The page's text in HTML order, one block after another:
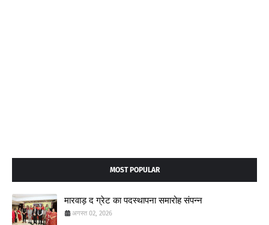
MOST POPULAR
मारवाड़ द ग्रेट का पदस्थापना समारोह संपन्न
अगस्त 02, 2026